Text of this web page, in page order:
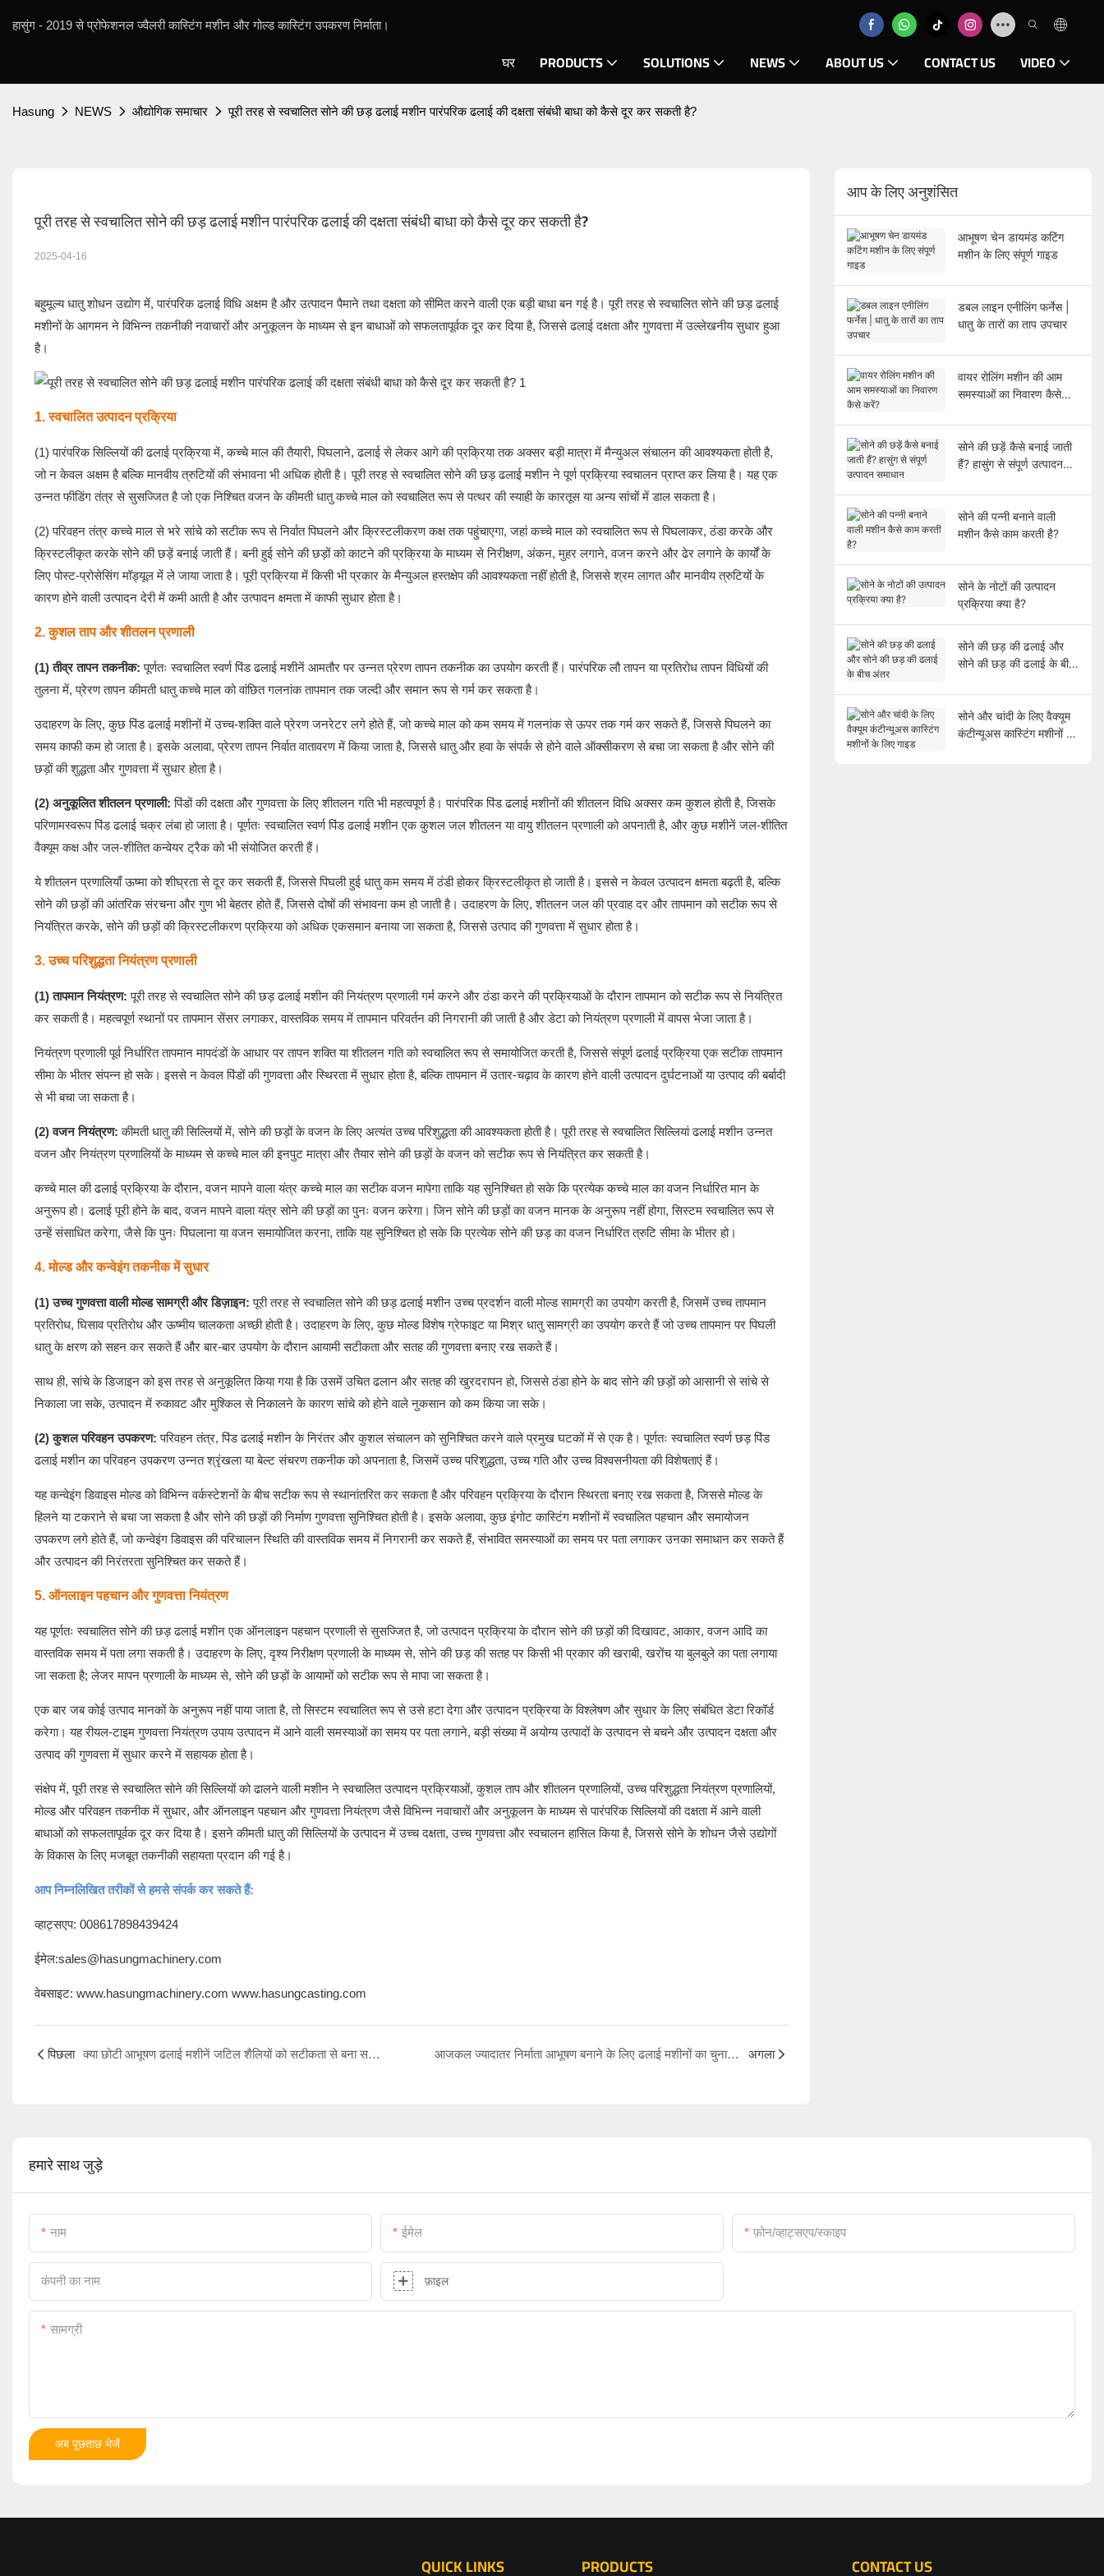
हासुंग - 2019 से प्रोफेशनल ज्वैलरी कास्टिंग मशीन और गोल्ड कास्टिंग उपकरण निर्माता।
घर PRODUCTS SOLUTIONS NEWS ABOUT US CONTACT US VIDEO
Hasung NEWS औद्योगिक समाचार पूरी तरह से स्वचालित सोने की छड़ ढलाई मशीन पारंपरिक ढलाई की दक्षता संबंधी बाधा को कैसे दूर कर सकती है?
पूरी तरह से स्वचालित सोने की छड़ ढलाई मशीन पारंपरिक ढलाई की दक्षता संबंधी बाधा को कैसे दूर कर सकती है?
2025-04-16
बहुमूल्य धातु शोधन उद्योग में, पारंपरिक ढलाई विधि अक्षम है और उत्पादन पैमाने तथा दक्षता को सीमित करने वाली एक बड़ी बाधा बन गई है। पूरी तरह से स्वचालितसोने की छड़ ढलाई
मशीनोंके आगमन ने विभिन्न तकनीकी नवाचारों और अनुकूलन के माध्यम से इन बाधाओं को सफलतापूर्वक दूर कर दिया है, जिससे ढलाई दक्षता और गुणवत्ता में उल्लेखनीय सुधार हुआ
है।
1. स्वचालित उत्पादन प्रक्रिया
(1) पारंपरिक सिल्लियों की ढलाई प्रक्रिया में, कच्चे माल की तैयारी, पिघलाने, ढलाई से लेकर आगे की प्रक्रिया तक अक्सर बड़ी मात्रा में मैन्युअल संचालन की आवश्यकता होती है,
जो न केवल अक्षम है बल्कि मानवीय त्रुटियों की संभावना भी अधिक होती है। पूरी तरह से स्वचालित सोने की छड़ ढलाई मशीन ने पूर्ण प्रक्रिया स्वचालन प्राप्त कर लिया है। यह एक
उन्नत फीडिंग तंत्र से सुसज्जित है जो एक निश्चित वजन के कीमती धातु कच्चे माल को स्वचालित रूप से पत्थर की स्याही के कारतूस या अन्य सांचों में डाल सकता है।
(2) परिवहन तंत्र कच्चे माल से भरे सांचे को सटीक रूप से निर्वात पिघलने और क्रिस्टलीकरण कक्ष तक पहुंचाएगा, जहां कच्चे माल को स्वचालित रूप से पिघलाकर, ठंडा करके और
क्रिस्टलीकृत करके सोने की छड़ें बनाई जाती हैं। बनी हुई सोने की छड़ों को काटने की प्रक्रिया के माध्यम से निरीक्षण, अंकन, मुहर लगाने, वजन करने और ढेर लगाने के कार्यों के
लिए पोस्ट-प्रोसेसिंग मॉड्यूल में ले जाया जाता है। पूरी प्रक्रिया में किसी भी प्रकार के मैन्युअल हस्तक्षेप की आवश्यकता नहीं होती है, जिससे श्रम लागत और मानवीय त्रुटियों के
कारण होने वाली उत्पादन देरी में कमी आती है और उत्पादन क्षमता में काफी सुधार होता है।
2. कुशल ताप और शीतलन प्रणाली
(1) तीव्र तापन तकनीक: पूर्णतः स्वचालित स्वर्ण पिंड ढलाई मशीनें आमतौर पर उन्नत प्रेरण तापन तकनीक का उपयोग करती हैं। पारंपरिक लौ तापन या प्रतिरोध तापन विधियों की
तुलना में, प्रेरण तापन कीमती धातु कच्चे माल को वांछित गलनांक तापमान तक जल्दी और समान रूप से गर्म कर सकता है।
उदाहरण के लिए, कुछ पिंड ढलाई मशीनों में उच्च-शक्ति वाले प्रेरण जनरेटर लगे होते हैं, जो कच्चे माल को कम समय में गलनांक से ऊपर तक गर्म कर सकते हैं, जिससे पिघलने का
समय काफी कम हो जाता है। इसके अलावा, प्रेरण तापन निर्वात वातावरण में किया जाता है, जिससे धातु और हवा के संपर्क से होने वाले ऑक्सीकरण से बचा जा सकता है और सोने की
छड़ों की शुद्धता और गुणवत्ता में सुधार होता है।
(2) अनुकूलित शीतलन प्रणाली: पिंडों की दक्षता और गुणवत्ता के लिए शीतलन गति भी महत्वपूर्ण है। पारंपरिक पिंड ढलाई मशीनों की शीतलन विधि अक्सर कम कुशल होती है, जिसके
परिणामस्वरूप पिंड ढलाई चक्र लंबा हो जाता है। पूर्णतः स्वचालित स्वर्ण पिंड ढलाई मशीन एक कुशल जल शीतलन या वायु शीतलन प्रणाली को अपनाती है, और कुछ मशीनें जल-शीतित
वैक्यूम कक्ष और जल-शीतित कन्वेयर ट्रैक को भी संयोजित करती हैं।
ये शीतलन प्रणालियाँ ऊष्मा को शीघ्रता से दूर कर सकती हैं, जिससे पिघली हुई धातु कम समय में ठंडी होकर क्रिस्टलीकृत हो जाती है। इससे न केवल उत्पादन क्षमता बढ़ती है, बल्कि
सोने की छड़ों की आंतरिक संरचना और गुण भी बेहतर होते हैं, जिससे दोषों की संभावना कम हो जाती है। उदाहरण के लिए, शीतलन जल की प्रवाह दर और तापमान को सटीक रूप से
नियंत्रित करके, सोने की छड़ों की क्रिस्टलीकरण प्रक्रिया को अधिक एकसमान बनाया जा सकता है, जिससे उत्पाद की गुणवत्ता में सुधार होता है।
3. उच्च परिशुद्धता नियंत्रण प्रणाली
(1) तापमान नियंत्रण: पूरी तरह सेस्वचालित सोने की छड़ ढलाई मशीनकी नियंत्रण प्रणाली गर्म करने और ठंडा करने की प्रक्रियाओं के दौरान तापमान को सटीक रूप से नियंत्रित
कर सकती है। महत्वपूर्ण स्थानों पर तापमान सेंसर लगाकर, वास्तविक समय में तापमान परिवर्तन की निगरानी की जाती है और डेटा को नियंत्रण प्रणाली में वापस भेजा जाता है।
नियंत्रण प्रणाली पूर्व निर्धारित तापमान मापदंडों के आधार पर तापन शक्ति या शीतलन गति को स्वचालित रूप से समायोजित करती है, जिससे संपूर्ण ढलाई प्रक्रिया एक सटीक तापमान
सीमा के भीतर संपन्न हो सके। इससे न केवल पिंडों की गुणवत्ता और स्थिरता में सुधार होता है, बल्कि तापमान में उतार-चढ़ाव के कारण होने वाली उत्पादन दुर्घटनाओं या उत्पाद की बर्बादी
से भी बचा जा सकता है।
(2) वजन नियंत्रण: कीमती धातु की सिल्लियों में, सोने की छड़ों के वजन के लिए अत्यंत उच्च परिशुद्धता की आवश्यकता होती है। पूरी तरह से स्वचालित सिल्लियां ढलाई मशीन उन्नत
वजन और नियंत्रण प्रणालियों के माध्यम से कच्चे माल की इनपुट मात्रा और तैयार सोने की छड़ों के वजन को सटीक रूप से नियंत्रित कर सकती है।
कच्चे माल की ढलाई प्रक्रिया के दौरान, वजन मापने वाला यंत्र कच्चे माल का सटीक वजन मापेगा ताकि यह सुनिश्चित हो सके कि प्रत्येक कच्चे माल का वजन निर्धारित मान के
अनुरूप हो। ढलाई पूरी होने के बाद, वजन मापने वाला यंत्र सोने की छड़ों का पुनः वजन करेगा। जिन सोने की छड़ों का वजन मानक के अनुरूप नहीं होगा, सिस्टम स्वचालित रूप से
उन्हें संसाधित करेगा, जैसे कि पुनः पिघलाना या वजन समायोजित करना, ताकि यह सुनिश्चित हो सके कि प्रत्येक सोने की छड़ का वजन निर्धारित त्रुटि सीमा के भीतर हो।
4. मोल्ड और कन्वेइंग तकनीक में सुधार
(1) उच्च गुणवत्ता वाली मोल्ड सामग्री और डिज़ाइन: पूरी तरह से स्वचालित सोने की छड़ ढलाई मशीन उच्च प्रदर्शन वाली मोल्ड सामग्री का उपयोग करती है, जिसमें उच्च तापमान
प्रतिरोध, घिसाव प्रतिरोध और ऊष्मीय चालकता अच्छी होती है। उदाहरण के लिए, कुछ मोल्ड विशेष ग्रेफाइट या मिश्र धातु सामग्री का उपयोग करते हैं जो उच्च तापमान पर पिघली
धातु के क्षरण को सहन कर सकते हैं और बार-बार उपयोग के दौरान आयामी सटीकता और सतह की गुणवत्ता बनाए रख सकते हैं।
साथ ही, सांचे के डिजाइन को इस तरह से अनुकूलित किया गया है कि उसमें उचित ढलान और सतह की खुरदरापन हो, जिससे ठंडा होने के बाद सोने की छड़ों को आसानी से सांचे से
निकाला जा सके, उत्पादन में रुकावट और मुश्किल से निकालने के कारण सांचे को होने वाले नुकसान को कम किया जा सके।
(2) कुशल परिवहन उपकरण: परिवहन तंत्र, पिंड ढलाई मशीन के निरंतर और कुशल संचालन को सुनिश्चित करने वाले प्रमुख घटकों में से एक है। पूर्णतः स्वचालित स्वर्ण छड़ पिंड
ढलाई मशीन का परिवहन उपकरण उन्नत श्रृंखला या बेल्ट संचरण तकनीक को अपनाता है, जिसमें उच्च परिशुद्धता, उच्च गति और उच्च विश्वसनीयता की विशेषताएं हैं।
यह कन्वेइंग डिवाइस मोल्ड को विभिन्न वर्कस्टेशनों के बीच सटीक रूप से स्थानांतरित कर सकता है और परिवहन प्रक्रिया के दौरान स्थिरता बनाए रख सकता है, जिससे मोल्ड के
हिलने या टकराने से बचा जा सकता है और सोने की छड़ों की निर्माण गुणवत्ता सुनिश्चित होती है। इसके अलावा, कुछ इंगोट कास्टिंग मशीनों में स्वचालित पहचान और समायोजन
उपकरण लगे होते हैं, जो कन्वेइंग डिवाइस की परिचालन स्थिति की वास्तविक समय में निगरानी कर सकते हैं, संभावित समस्याओं का समय पर पता लगाकर उनका समाधान कर सकते हैं
और उत्पादन की निरंतरता सुनिश्चित कर सकते हैं।
5. ऑनलाइन पहचान और गुणवत्ता नियंत्रण
यह पूर्णतः स्वचालित सोने की छड़ ढलाई मशीन एक ऑनलाइन पहचान प्रणाली से सुसज्जित है, जो उत्पादन प्रक्रिया के दौरान सोने की छड़ों की दिखावट, आकार, वजन आदि का
वास्तविक समय में पता लगा सकती है। उदाहरण के लिए, दृश्य निरीक्षण प्रणाली के माध्यम से, सोने की छड़ की सतह पर किसी भी प्रकार की खराबी, खरोंच या बुलबुले का पता लगाया
जा सकता है; लेजर मापन प्रणाली के माध्यम से, सोने की छड़ों के आयामों को सटीक रूप से मापा जा सकता है।
एक बार जब कोई उत्पाद मानकों के अनुरूप नहीं पाया जाता है, तो सिस्टम स्वचालित रूप से उसे हटा देगा और उत्पादन प्रक्रिया के विश्लेषण और सुधार के लिए संबंधित डेटा रिकॉर्ड
करेगा। यह रीयल-टाइम गुणवत्ता नियंत्रण उपाय उत्पादन में आने वाली समस्याओं का समय पर पता लगाने, बड़ी संख्या में अयोग्य उत्पादों के उत्पादन से बचने और उत्पादन दक्षता और
उत्पाद की गुणवत्ता में सुधार करने में सहायक होता है।
संक्षेप में, पूरी तरह से स्वचालित सोने की सिल्लियों को ढालने वाली मशीन ने स्वचालित उत्पादन प्रक्रियाओं, कुशल ताप और शीतलन प्रणालियों, उच्च परिशुद्धता नियंत्रण प्रणालियों,
मोल्ड और परिवहन तकनीक में सुधार, और ऑनलाइन पहचान और गुणवत्ता नियंत्रण जैसे विभिन्न नवाचारों और अनुकूलन के माध्यम से पारंपरिक सिल्लियों की दक्षता में आने वाली
बाधाओं को सफलतापूर्वक दूर कर दिया है। इसने कीमती धातु की सिल्लियों के उत्पादन में उच्च दक्षता, उच्च गुणवत्ता और स्वचालन हासिल किया है, जिससे सोने के शोधन जैसे उद्योगों
के विकास के लिए मजबूत तकनीकी सहायता प्रदान की गई है।
आप निम्नलिखित तरीकों से हमसे संपर्क कर सकते हैं:
व्हाट्सएप: 008617898439424
ईमेल:sales@hasungmachinery.com
वेबसाइट: www.hasungmachinery.com www.hasungcasting.com
पिछला क्या छोटी आभूषण ढलाई मशीनें जटिल शैलियों को सटीकता से बना सकती हैं? आजकल ज्यादातर निर्माता आभूषण बनाने के लिए ढलाई मशीनों का चुनाव क्यों करते हैं? अगला
आप के लिए अनुशंसित
आभूषण चेन डायमंड कटिंग
मशीन के लिए संपूर्ण गाइड
डबल लाइन एनीलिंग फर्नेस |
धातु के तारों का ताप उपचार
वायर रोलिंग मशीन की आम
समस्याओं का निवारण कैसे
सोने की छड़ें कैसे बनाई जाती
हैं? हासुंग से संपूर्ण उत्पादन
सोने की पन्नी बनाने वाली
मशीन कैसे काम करती है?
सोने के नोटों की उत्पादन
प्रक्रिया क्या है?
सोने की छड़ की ढलाई और
सोने की छड़ की ढलाई के बीच
सोने और चांदी के लिए वैक्यूम
कंटीन्यूअस कास्टिंग मशीनों के
हमारे साथ जुड़े
नाम ईमेल फ़ोन/व्हाट्सएप/स्काइप
कंपनी का नाम फ़ाइल
सामग्री
अब पूछताछ भेजें
QUICK LINKS PRODUCTS CONTACT US